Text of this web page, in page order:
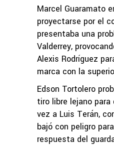
Marcel Guaramato
proyectarse por el
presentaba una
Valderrey,
Alexis Rodríguez
marca con la
Edson Tortolero
tiro libre lejano para
vez a Luis Terán,
bajó con peligro
respuesta del